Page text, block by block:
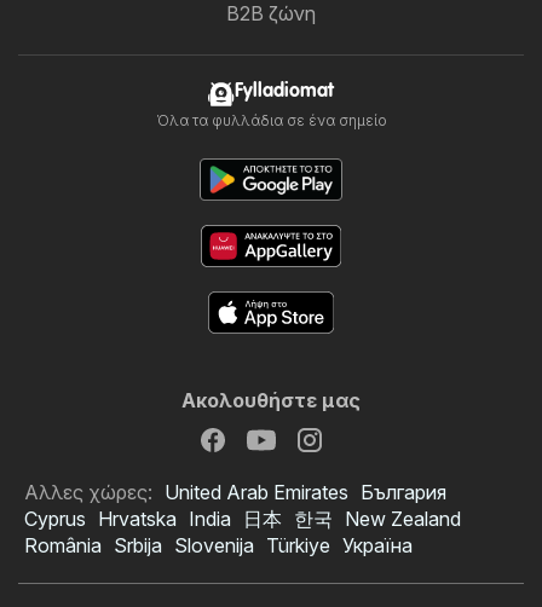
B2B ζώνη
Fylladiomat
Όλα τα φυλλάδια σε ένα σημείο
Ακολουθήστε μας
Αλλες χώρες: United Arab Emirates България
Cyprus Hrvatska India 日本 한국 New Zealand
România Srbija Slovenija Türkiye Україна